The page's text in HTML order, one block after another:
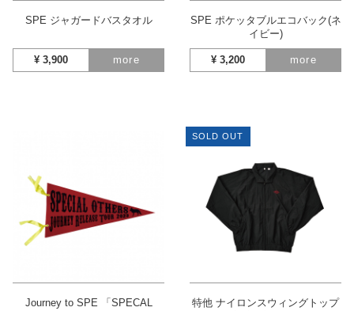
SPE ジャガードバスタオル
¥ 3,900 more
SPE ポケッタブルエコバック(ネ
イビー)
¥ 3,200 more
Journey to SPE 「SPECAL
SOLD OUT
特他 ナイロンスウィングトップ